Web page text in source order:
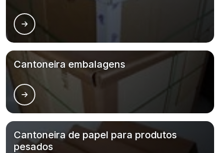
Cantoneira embalagens
Cantoneira de papel para produtos
pesados